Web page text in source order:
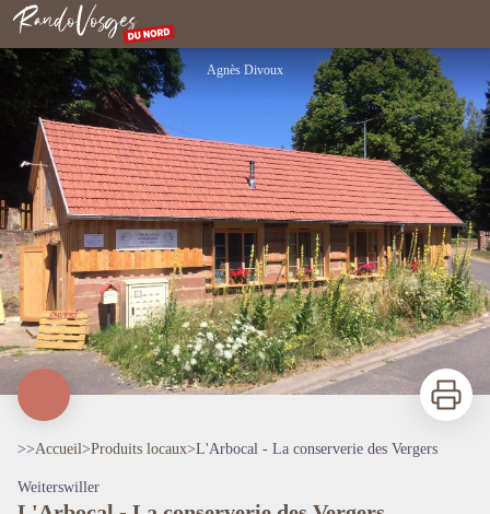
Rando Vosges du Nord
L'Arbocal - La conserverie des Vergers
Agnès Divoux
Imprimer
>>Accueil>Produits locaux>L'Arbocal - La conserverie des Vergers
Weiterswiller